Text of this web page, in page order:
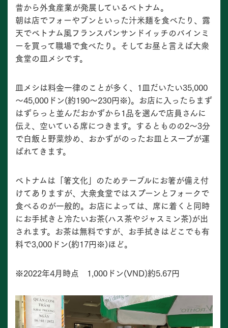
昔から外食産業が発展しているベトナム。
朝は店でフォーやブンといった汁米麺を食べたり、露
天でベトナム風フランスパンサンドイッチのバインミ
ーを買って職場で食べたり。そしてお昼と言えば大衆
食堂の皿メシです。
皿メシは料金一律のことが多く、1皿だいたい35,000
～45,000ドン(約190～230円※)。お店に入ったらまず
はずらっと並んだおかずから1品を選んで店員さんに
伝え、空いている席につきます。するとものの2～3分
で白飯と野菜炒め、おかずがのったお皿とスープが運
ばれてきます。
ベトナムは「箸文化」のためテーブルにお箸が備え付
けてありますが、大衆食堂ではスプーンとフォークで
食べるのが一般的。お店によっては、席に着くと同時
にお手拭きと冷たいお茶(ハス茶やジャスミン茶)が出
されます。お茶は無料ですが、お手拭きはどこでも有
料で3,000ドン(約17円※)ほど。
※2022年4月時点 1,000ドン(VND)約5.67円